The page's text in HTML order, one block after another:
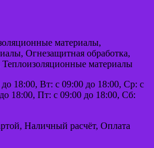
материалы,
Огнезащитная обработка,
материалы
18:00, Вт: с 09:00 до 18:00, Ср: с
18:00, Пт: с 09:00 до 18:00, Сб:
Наличный расчёт, Оплата